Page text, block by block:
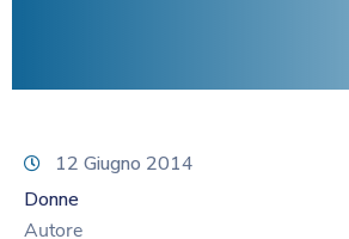
12 Giugno 2014
Donne
Autore